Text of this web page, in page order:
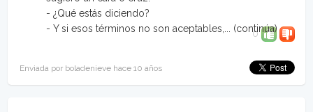
- ¿Qué estás diciendo?
- Y si esos términos no son aceptables,... (continúa)
0
Enviada por boladenieve hace 10 años